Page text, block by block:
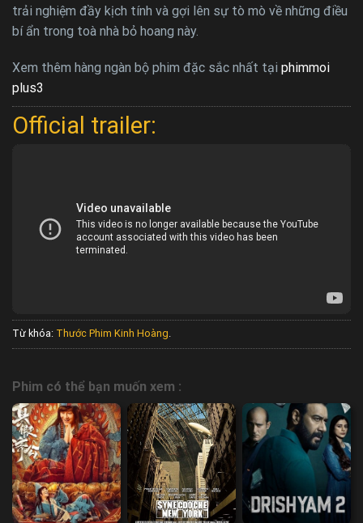
trải nghiệm đầy kịch tính và gợi lên sự tò mò về những điều
bí ẩn trong toà nhà bỏ hoang này.
Xem thêm hàng ngàn bộ phim đặc sắc nhất tại phimmoi
plus3
Official trailer:
Từ khóa: Thước Phim Kinh Hoàng.
Phim có thể bạn muốn xem :